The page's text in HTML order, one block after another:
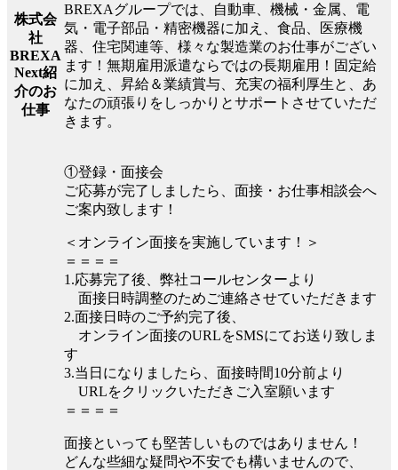
株式会
社
BREXA
Next紹
介のお
仕事
BREXAグループでは、自動車、機械・金属、電
気・電子部品・精密機器に加え、食品、医療機
器、住宅関連等、様々な製造業のお仕事がござい
ます！無期雇用派遣ならではの長期雇用！固定給
に加え、昇給＆業績賞与、充実の福利厚生と、あ
なたの頑張りをしっかりとサポートさせていただ
きます。
①登録・面接会
ご応募が完了しましたら、面接・お仕事相談会へ
ご案内致します！
＜オンライン面接を実施しています！＞
＝＝＝＝
1.応募完了後、弊社コールセンターより
面接日時調整のためご連絡させていただきます
2.面接日時のご予約完了後、
オンライン面接のURLをSMSにてお送り致しま
す
3.当日になりましたら、面接時間10分前より
URLをクリックいただきご入室願います
＝＝＝＝
面接といっても堅苦しいものではありません！
どんな些細な疑問や不安でも構いませんので、